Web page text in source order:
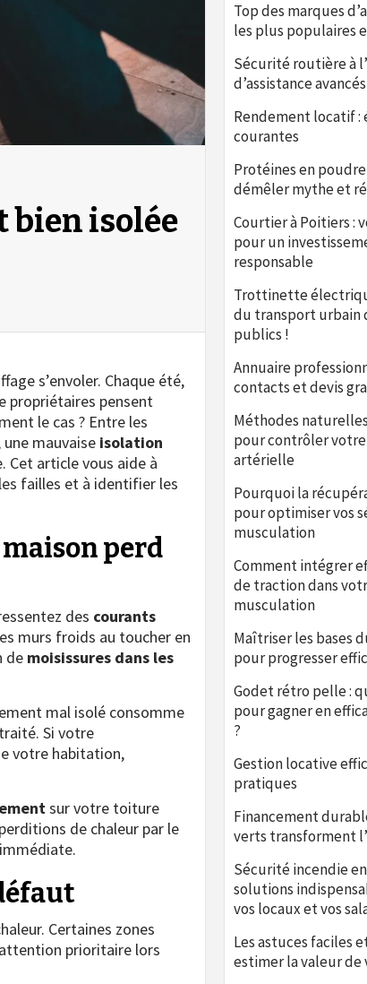
bien isolée
s’envoler. Chaque été,
propriétaires pensent
le cas ? Entre les
mauvaise isolation
Cet article vous aide à
failles et à identifier les
perd
des courants
murs froids au toucher en
de moisissures dans les
mal isolé consomme
Si votre
votre habitation,
sur votre toiture
de chaleur par le
Certaines zones
prioritaire lors
Top des marques
les plus populaires
Sécurité routière à
d’assistance avancés
Rendement locatif :
courantes
Protéines en
démêler mythe et
Courtier à Poitiers :
pour un
responsable
Trottinette
du transport urbain
publics !
Annuaire
contacts et devis
Méthodes
pour contrôler
artérielle
Pourquoi la
pour optimiser vos
musculation
Comment intégrer
de traction dans
musculation
Maîtriser les bases
pour progresser
Godet rétro pelle :
pour gagner en
?
Gestion locative
pratiques
Financement
verts transforment
Sécurité incendie
solutions
vos locaux et vos
Les astuces faciles
estimer la valeur de